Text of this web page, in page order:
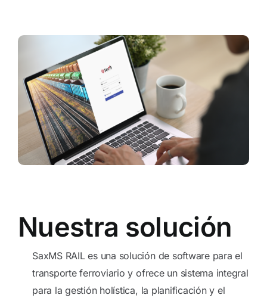
Nuestra solución
SaxMS RAIL es una solución de software para el
transporte ferroviario y ofrece un sistema integral
para la gestión holística, la planificación y el